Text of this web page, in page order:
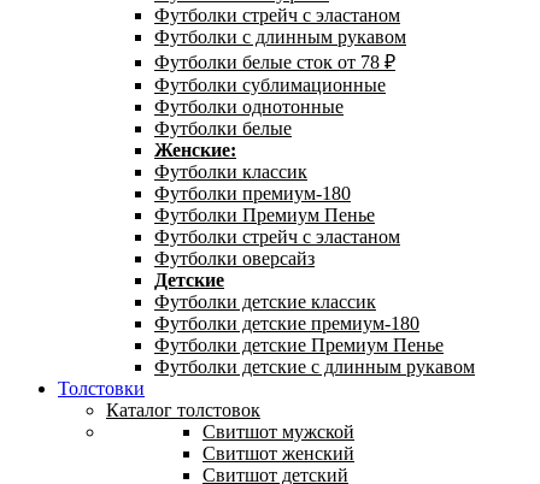
Футболки стрейч с эластаном
Футболки с длинным рукавом
Футболки белые сток от 78 ₽
Футболки сублимационные
Футболки однотонные
Футболки белые
Женские:
Футболки классик
Футболки премиум-180
Футболки Премиум Пенье
Футболки стрейч с эластаном
Футболки оверсайз
Детские
Футболки детские классик
Футболки детские премиум-180
Футболки детские Премиум Пенье
Футболки детские с длинным рукавом
Толстовки
Каталог толстовок
Свитшот мужской
Свитшот женский
Свитшот детский